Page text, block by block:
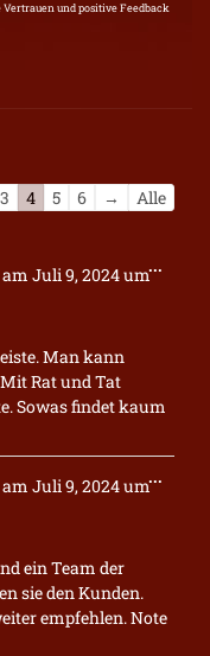
und positive Feedback
3 4 5 6 →
Alle
Juli 9, 2024um
Man kann
Rat und Tat
Sowas findet kaum
...
Juli 9, 2024um
ein Team der
sie den Kunden.
empfehlen. Note
...